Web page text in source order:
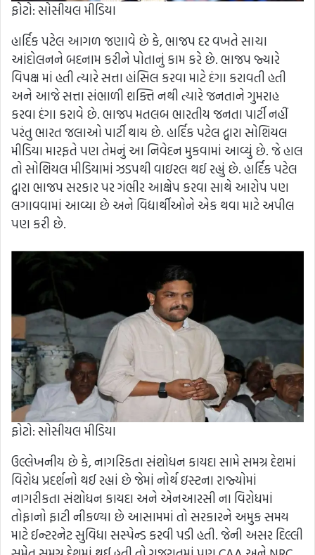
ફોટો: સોસીયલ મીડિયા
હાર્દિક પટેલ આગળ જણાવે છે કે, ભાજપ દર વખતે સાચા
આંદોલનને બદનામ કરીને પોતાનું કામ કરે છે. ભાજપ જ્યારે
વિપક્ષ માં હતી ત્યારે સત્તા હાંસિલ કરવા માટે દંગા કરાવતી હતી
અને આજે સત્તા સંભાળી શક્તિ નથી ત્યારે જનતાને ગુમરાહ
કરવા દંગા કરાવે છે. ભાજપ મતલબ ભારતીય જનતા પાર્ટી નહીં
પરંતુ ભારત જલાઓ પાર્ટી થાય છે. હાર્દિક પટેલ દ્વારા સોશિયલ
મીડિયા મારફતે પણ તેમનું આ નિવેદન મુકવામાં આવ્યું છે. જે હાલ
તો સોશિયલ મીડિયામાં ઝડપથી વાઇરલ થઈ રહ્યું છે. હાર્દિક પટેલ
દ્વારા ભાજપ સરકાર પર ગંભીર આક્ષેપ કરવા સાથે આરોપ પણ
લગાવવામાં આવ્યા છે અને વિદ્યાર્થીઓને એક થવા માટે અપીલ
પણ કરી છે.
ફોટો: સોસીયલ મીડિયા
ઉલ્લેખનીય છે કે, નાગરિકતા સંશોધન કાયદા સામે સમગ્ર દેશમાં
વિરોધ પ્રદર્શનો થઈ રહ્યાં છે જેમાં નોર્થ ઇસ્ટના રાજ્યોમાં
નાગરીકતા સંશોધન કાયદા અને એનઆરસી ના વિરોધમાં
તોફાનો ફાટી નીકળ્યા છે આસામમાં તો સરકારને અમુક સમય
માટે ઈન્ટરનેટ સુવિધા સસ્પેન્ડ કરવી પડી હતી. જેની અસર દિલ્લી